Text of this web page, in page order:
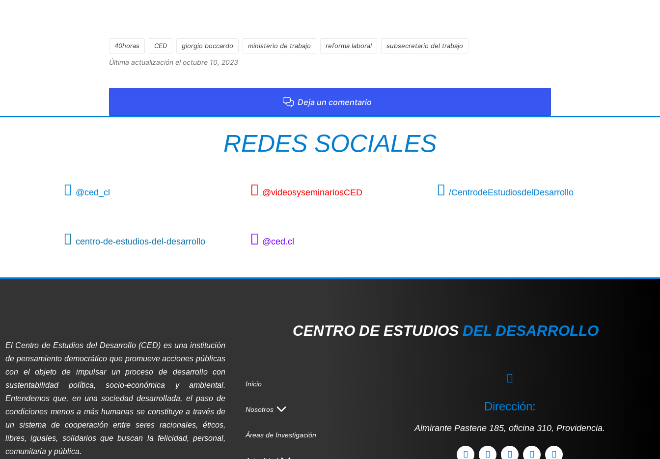
40horas CED giorgio boccardo ministerio de trabajo reforma laboral subsecretario del trabajo
Última actualización el octubre 10, 2023
Deja un comentario
REDES SOCIALES
@ced_cl @videosyseminariosCED /CentrodeEstudiosdelDesarrollo
centro-de-estudios-del-desarrollo @ced.cl
El Centro de Estudios del Desarrollo (CED) es una institución
de pensamiento democrático que promueve acciones públicas
con el objeto de impulsar un proceso de desarrollo con
sustentabilidad política, socio-económica y ambiental.
Entendemos que, en una sociedad desarrollada, el paso de
condiciones menos a más humanas se constituye a través de
un sistema de cooperación entre seres racionales, éticos,
libres, iguales, solidarios que buscan la felicidad, personal,
comunitaria y pública.
CENTRO DE ESTUDIOSDEL DESARROLLO
Inicio
Nosotros
Áreas de Investigación
Dirección:
Almirante Pastene 185, oficina 310, Providencia.